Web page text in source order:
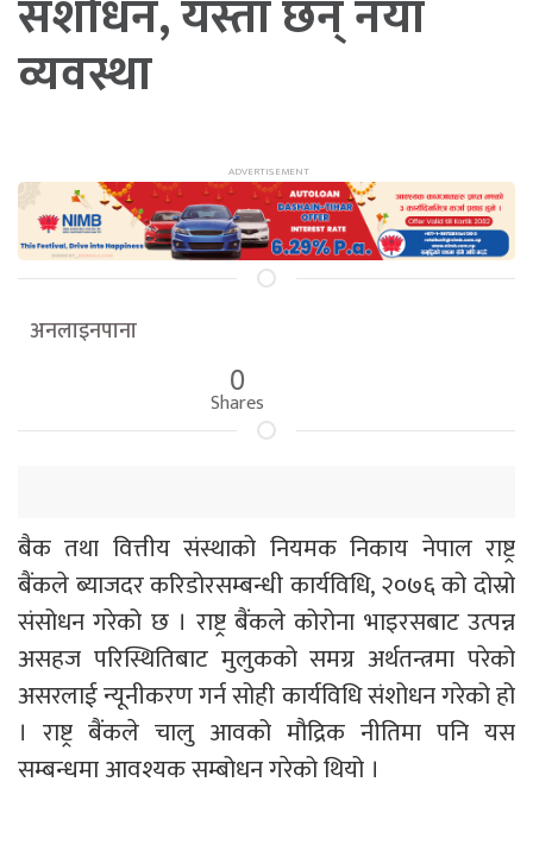
संशोधन, यस्ता छन् नयाँ
व्यवस्था
अनलाइनपाना
0
Shares
बैक तथा वित्तीय संस्थाको नियमक निकाय नेपाल राष्ट्र
बैंकले ब्याजदर करिडोरसम्बन्धी कार्यविधि, २०७६ को दोस्रो
संसोधन गरेको छ । राष्ट्र बैंकले कोरोना भाइरसबाट उत्पन्न
असहज परिस्थितिबाट मुलुकको समग्र अर्थतन्त्रमा परेको
असरलाई न्यूनीकरण गर्न सोही कार्यविधि संशोधन गरेको हो
। राष्ट्र बैंकले चालु आवको मौद्रिक नीतिमा पनि यस
सम्बन्धमा आवश्यक सम्बोधन गरेको थियो ।